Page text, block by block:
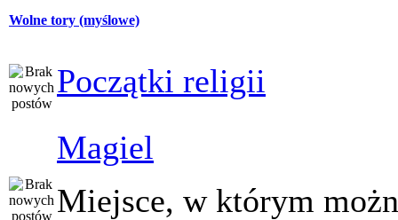
Wolne tory (myślowe)
Początki religii
Magiel
Miejsce, w którym